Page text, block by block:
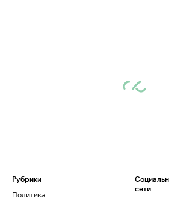
Рубрики
Политика
сети